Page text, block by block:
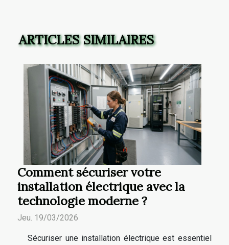
ARTICLES SIMILAIRES
Comment sécuriser votre
installation électrique avec la
technologie moderne ?
Jeu. 19/03/2026
Sécuriser une installation électrique est essentiel